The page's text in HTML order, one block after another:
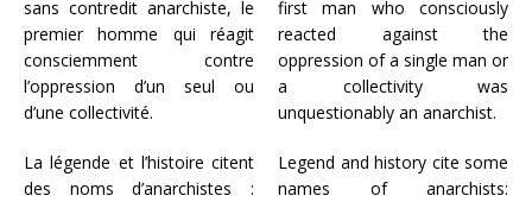
sans contredit anarchiste, le
premier homme qui réagit
consciemment contre
l’oppression d’un seul ou
d’une collectivité.
La légende et l’histoire citent
des noms d’anarchistes :
first man who consciously
reacted against the
oppression of a single man or
a collectivity was
unquestionably an anarchist.
Legend and history cite some
names of anarchists: